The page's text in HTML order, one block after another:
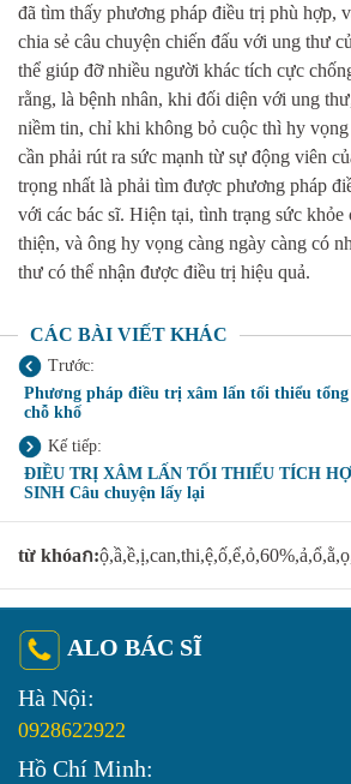
đã tìm thấy phương pháp điều trị phù hợp,
chia sẻ câu chuyện chiến đấu với ung thư
thể giúp đỡ nhiều người khác tích cực
rằng, là bệnh nhân, khi đối diện với ung
niềm tin, chỉ khi không bỏ cuộc thì hy
cần phải rút ra sức mạnh từ sự động viên
trọng nhất là phải tìm được phương pháp
với các bác sĩ. Hiện tại, tình trạng sức khỏe
thiện, và ông hy vọng càng ngày càng có
thư có thể nhận được điều trị hiệu quả.
CÁC BÀI VIẾT KHÁC
Trước:
Phương pháp điều trị xâm lấn tối thiểu
chỗ khố
Kế tiếp:
ĐIỀU TRỊ XÂM LẤN TỐI THIỂU TÍCH
SINH Câu chuyện lấy lại
từ khóaก:
ALO BÁC SĨ
Hà Nội:
0928622922
Hồ Chí Minh: